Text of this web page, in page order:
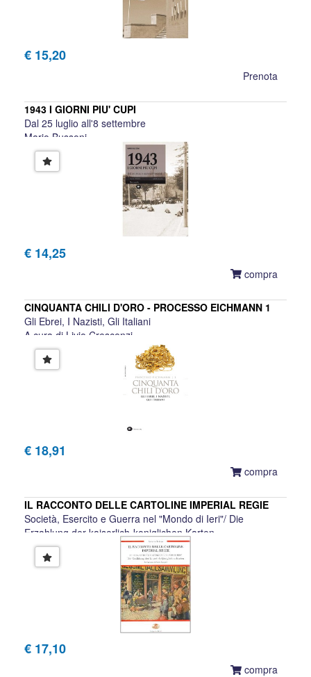
€ 15,20
Prenota
1943 I GIORNI PIU' CUPI
Dal 25 luglio all'8 settembre
Mario Bussoni
€ 14,25
compra
CINQUANTA CHILI D'ORO - PROCESSO EICHMANN 1
Gli Ebrei, I Nazisti, Gli Italiani
A cura di Livio Crescenzi
€ 18,91
compra
IL RACCONTO DELLE CARTOLINE IMPERIAL REGIE
Società, Esercito e Guerra nel "Mondo di Ieri"/ Die
Erzahlung der kaiserlich-koniglichen Karten
Roberto Todero
€ 17,10
compra